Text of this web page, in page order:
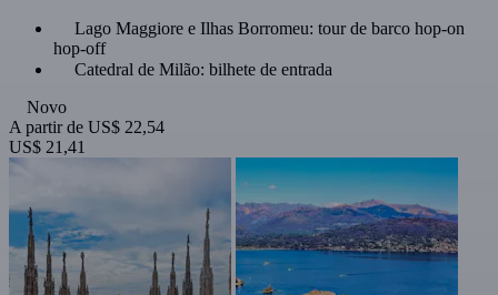
Lago Maggiore e Ilhas Borromeu: tour de barco hop-on
hop-off
Catedral de Milão: bilhete de entrada
Novo
A partir de US$ 22,54
US$ 21,41